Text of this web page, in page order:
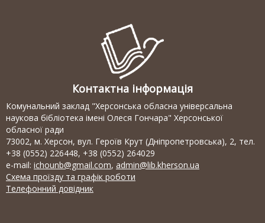
Контактна інформація
Комунальний заклад "Херсонська обласна універсальна
наукова бібліотека імені Олеся Гончара" Херсонської
обласної ради
73002, м. Херсон, вул. Героїв Крут (Дніпропетровська), 2, тел.
+38 (0552) 226448, +38 (0552) 264029
e-mail: ichounb@gmail.com, admin@lib.kherson.ua
Схема проїзду та графік роботи
Телефонний довідник